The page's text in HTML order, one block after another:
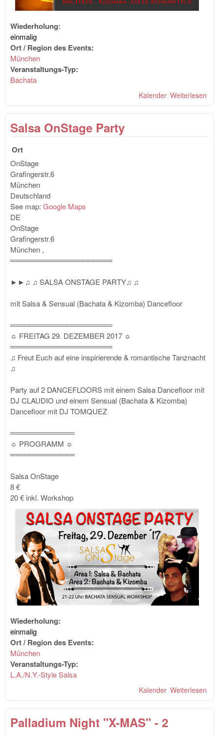
Wiederholung:
einmalig
Ort / Region des Events:
München
Veranstaltungs-Typ:
Bachata
Weiterlesen
Kalender
Salsa OnStage Party
Ort
OnStage
Grafingerstr.6
München
Deutschland
See map: Google Maps
DE
OnStage
Grafingerstr.6
München ,
═══════════════════
►►♫ ♫ SALSA ONSTAGE PARTY♫ ♫
mit Salsa & Sensual (Bachata & Kizomba) Dancefloor
═══════════════════
☼ FREITAG 29. DEZEMBER 2017 ☼
═══════════════════
♫ Freut Euch auf eine inspirierende & romantische Tanznacht
♫
Party auf 2 DANCEFLOORS mit einem Salsa Dancefloor mit
DJ CLAUDIO und einem Sensual (Bachata & Kizomba)
Dancefloor mit DJ TOMQUEZ
════════════
☼ PROGRAMM ☼
════════════
Salsa OnStage
8 €
20 € inkl. Workshop
Wiederholung:
einmalig
Ort / Region des Events:
München
Veranstaltungs-Typ:
L.A./N.Y.-Style Salsa
Weiterlesen
Kalender
Palladium Night "X-MAS" - 2